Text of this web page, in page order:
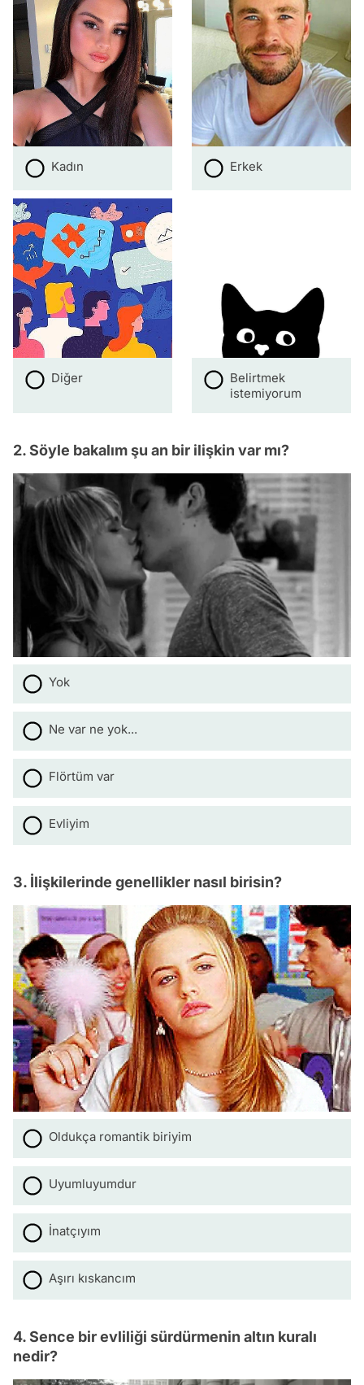
Kadın Erkek
Diğer
Belirtmek
istemiyorum
2. Söyle bakalım şu an bir ilişkin var mı?
Yok
Ne var ne yok...
Flörtüm var
Evliyim
3. İlişkilerinde genellikler nasıl birisin?
Oldukça romantik biriyim
Uyumluyumdur
İnatçıyım
Aşırı kıskancım
4. Sence bir evliliği sürdürmenin altın kuralı
nedir?